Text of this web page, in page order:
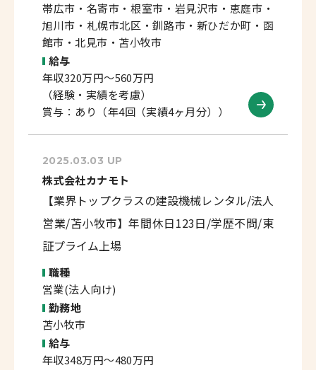
帯広市・名寄市・根室市・岩見沢市・恵庭市・
旭川市・札幌市北区・釧路市・新ひだか町・函
館市・北見市・苫小牧市
給与
年収320万円～560万円
（経験・実績を考慮）
賞与：あり（年4回（実績4ヶ月分））
2025.03.03 UP
株式会社カナモト
【業界トップクラスの建設機械レンタル/法人
営業/苫小牧市】年間休日123日/学歴不問/東
証プライム上場
職種
営業(法人向け)
勤務地
苫小牧市
給与
年収348万円～480万円